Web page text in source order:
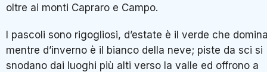
oltre ai monti Capraro e Campo.
I pascoli sono rigogliosi, d’estate è il verde che
mentre d’inverno è il bianco della neve; piste da sci si
snodano dai luoghi più alti verso la valle ed offrono a